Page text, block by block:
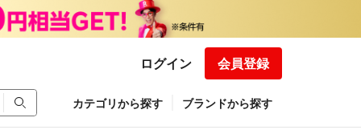
ログイン 会員登録
カテゴリから探す ブランドから探す